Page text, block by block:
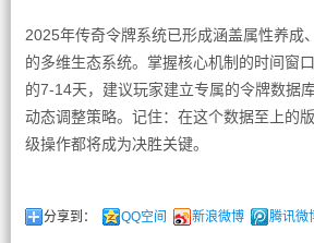
2025年传奇令牌系统已形成涵盖属性养成
的多维生态系统。掌握核心机制的时间窗
的7-14天，建议玩家建立专属的令牌数据
动态调整策略。记住：在这个数据至上的
级操作都将成为决胜关键。
分享到： QQ空间 新浪微博 腾讯微